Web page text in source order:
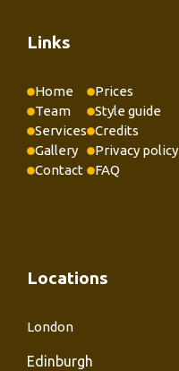
Links
Home
Team
Services
Gallery
Contact
Prices
Style guide
Credits
Privacy policy
FAQ
Locations
London
Edinburgh